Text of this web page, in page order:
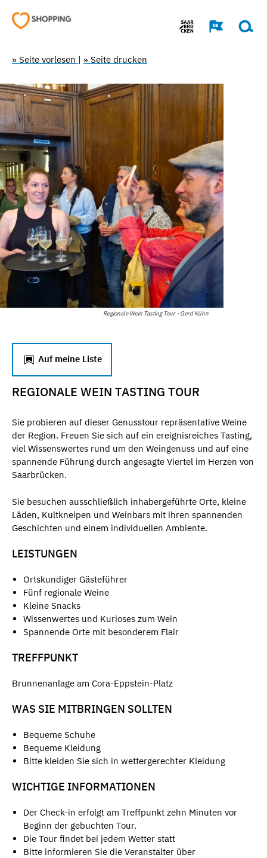
» Seite vorlesen | » Seite drucken
Regionale Wein Tasting Tour - Gerd Kühn
Auf meine Liste
REGIONALE WEIN TASTING TOUR
Sie probieren auf dieser Genusstour repräsentative Weine
der Region. Freuen Sie sich auf ein ereignisreiches Tasting,
viel Wissenswertes rund um den Weingenuss und auf eine
spannende Führung durch angesagte Viertel im Herzen von
Saarbrücken.
Sie besuchen ausschließlich inhabergeführte Orte, kleine
Läden, Kultkneipen und Weinbars mit ihren spannenden
Geschichten und einem individuellen Ambiente.
LEISTUNGEN
Ortskundiger Gästeführer
Fünf regionale Weine
Kleine Snacks
Wissenwertes und Kurioses zum Wein
Spannende Orte mit besonderem Flair
TREFFPUNKT
Brunnenanlage am Cora-Eppstein-Platz
WAS SIE MITBRINGEN SOLLTEN
Bequeme Schuhe
Bequeme Kleidung
Bitte kleiden Sie sich in wettergerechter Kleidung
WICHTIGE INFORMATIONEN
Der Check-in erfolgt am Treffpunkt zehn Minuten vor
Beginn der gebuchten Tour.
Die Tour findet bei jedem Wetter statt
Bitte informieren Sie die Veranstalter über